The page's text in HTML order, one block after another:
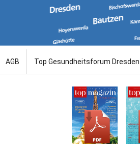
AGB Top Gesundheitsforum